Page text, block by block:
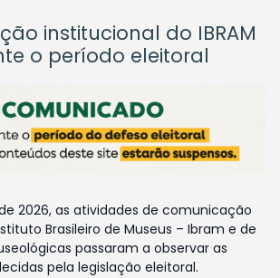
institucional do IBRAM
o período eleitoral
2026, as atividades de comunicação
Brasileiro de Museus – Ibram e de
passaram a observar as
pela legislação eleitoral.